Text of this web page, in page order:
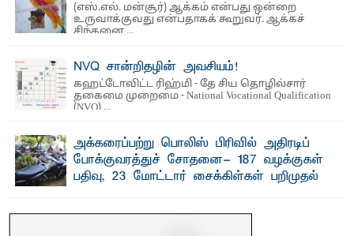
(எஸ்.எல். மன்சூர்) ஆக்கம் என்பது ஒன்றை
உருவாக்குவது என்பதாகக் கூறுவர். ஆக்கச்
சிந்தனை ...
NVQ சான்றிதழின் அவசியம்!
கஹட்டோவிட்ட ரிஹ்மி - தே சிய தொழில்சார்
தகைமை முறைமை - National Vocational Qualification
(NVQ) ...
அக்கரைப்பற்று பொலிஸ் பிரிவில் அதிரடிப்
போக்குவரத்துச் சோதனை- 187 வழக்குகள்
பதிவு, 23 மோட்டார் சைக்கிள்கள் பறிமுதல்